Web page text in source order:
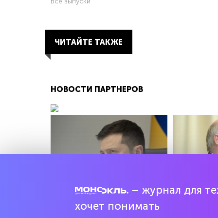
ЧИТАЙТЕ ТАКЖЕ
НОВОСТИ ПАРТНЕРОВ
Зеленского привели в тупик
– журнал для
хочет понимать